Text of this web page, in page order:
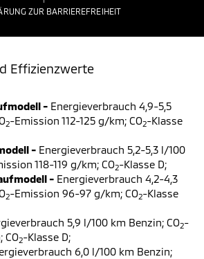
ZUR BARRIEREFREIHEIT
Effizienzwerte
- Energieverbrauch 4,9-5,5
2-Emission 112-125 g/km; CO2-Klasse
- Energieverbrauch 5,2-5,3 l/100
118-119 g/km; CO2-Klasse D;
- Energieverbrauch 4,2-4,3
2-Emission 96-97 g/km; CO2-Klasse
5,9 l/100 km Benzin; CO2-
CO2-Klasse D;
6,0 l/100 km Benzin;